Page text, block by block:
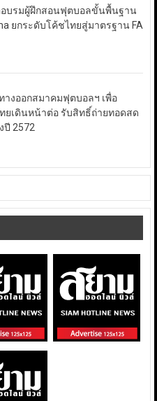
อบรมผู้ฝึกสอนฟุตบอลขั้นพื้นฐาน
ยกระดับโค้ชไทยสู่มาตรฐาน FA
งออกสมาคมฟุตบอลฯ เพื่อ
ยเดินหน้าต่อ รับสิทธิ์ถ่ายทอดสด
ปี 2572